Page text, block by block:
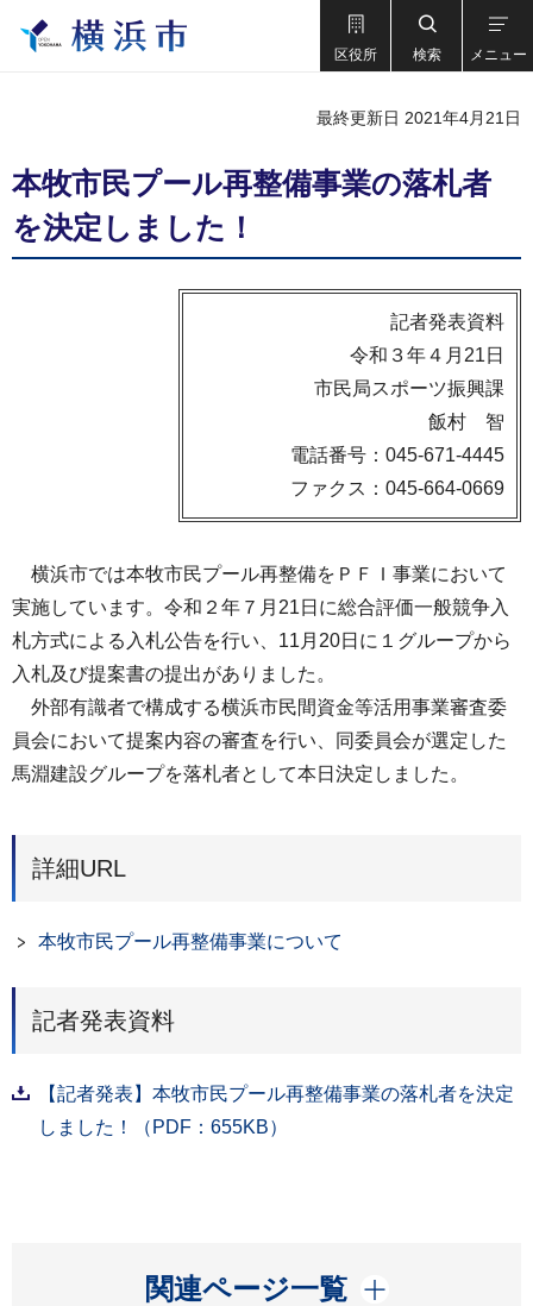
区役所 検索 メニュー
最終更新日 2021年4月21日
本牧市民プール再整備事業の落札者
を決定しました！
記者発表資料
令和３年４月21日
市民局スポーツ振興課
飯村 智
電話番号：045-671-4445
ファクス：045-664-0669
横浜市では本牧市民プール再整備をＰＦＩ事業において
実施しています。令和２年７月21日に総合評価一般競争入
札方式による入札公告を行い、11月20日に１グループから
入札及び提案書の提出がありました。
外部有識者で構成する横浜市民間資金等活用事業審査委
員会において提案内容の審査を行い、同委員会が選定した
馬淵建設グループを落札者として本日決定しました。
詳細URL
本牧市民プール再整備事業について
記者発表資料
【記者発表】本牧市民プール再整備事業の落札者を決定
しました！（PDF：655KB）
関連ページ一覧
開く